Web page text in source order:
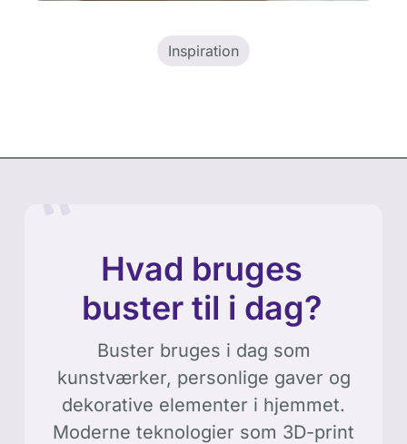
Inspiration
Hvad bruges
buster til i dag?
Buster bruges i dag som
kunstværker, personlige gaver og
dekorative elementer i hjemmet.
Moderne teknologier som 3D-print